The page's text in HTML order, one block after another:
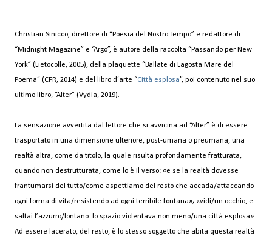
Christian Sinicco, direttore di “Poesia del Nostro Tempo” e redattore di
“Midnight Magazine” e “Argo”, è autore della raccolta “Passando per New
York” (Lietocolle, 2005), della plaquette “Ballate di Lagosta Mare del
Poema” (CFR, 2014) e del libro d’arte “Città esplosa”, poi contenuto nel suo
ultimo libro, “Alter” (Vydia, 2019).
La sensazione avvertita dal lettore che si avvicina ad “Alter” è di essere
trasportato in una dimensione ulteriore, post-umana o preumana, una
realtà altra, come da titolo, la quale risulta profondamente fratturata,
quando non destrutturata, come lo è il verso: «e se la realtà dovesse
frantumarsi del tutto/come aspettiamo del resto che accada/attaccando
ogni forma di vita/resistendo ad ogni terribile fontana»; «vidi/un occhio, e
saltai l’azzurro/lontano: lo spazio violentava non meno/una città esplosa».
Ad essere lacerato, del resto, è lo stesso soggetto che abita questa realtà